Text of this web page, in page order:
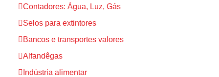
Contadores: Água, Luz, Gás
Selos para extintores
Bancos e transportes valores
Alfandêgas
Indústria alimentar